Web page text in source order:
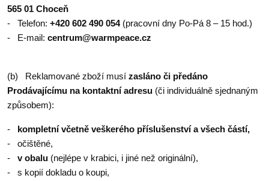
565 01 Choceň
- Telefon: +420 602 490 054 (pracovní dny Po-Pá 8 – 15 hod.)
- E-mail: centrum@warmpeace.cz
(b) Reklamované zboží musí zasláno či předáno
Prodávajícímu na kontaktní adresu (či individuálně sjednaným
způsobem):
- kompletní včetně veškerého příslušenství a všech částí,
- očištěné,
- v obalu (nejlépe v krabici, i jiné než originální),
- s kopií dokladu o koupi,